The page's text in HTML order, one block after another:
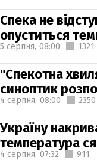
Спека не
опуститься
5 серпня, 08:00 1321
"Спекотна
синоптик
4 серпня, 08:00 2350
Україну
температура
4 серпня, 07:32 911